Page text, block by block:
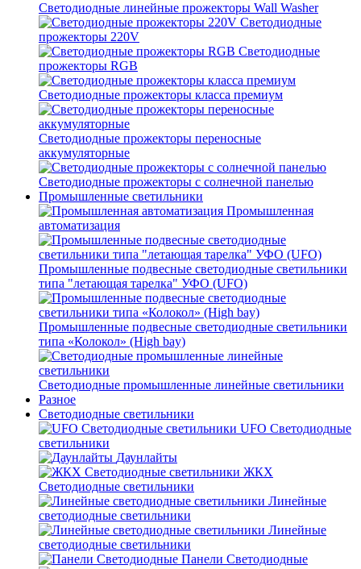
Светодиодные линейные прожекторы Wall Washer
Светодиодные
прожекторы 220V
Светодиодные
прожекторы RGB
Светодиодные прожекторы класса премиум
Светодиодные прожекторы переносные
аккумуляторные
Светодиодные прожекторы с солнечной панелью
Промышленные светильники
Промышленная
автоматизация
Промышленные подвесные cветодиодные светильники
типа "летающая тарелка" УФО (UFO)
Промышленные подвесные cветодиодные светильники
типа «Колокол» (High bay)
Светодиодные промышленные линейные светильники
Разное
Светодиодные светильники
UFO Светодиодные
светильники
Даунлайты
ЖКХ
Светодиодные светильники
Линейные
светодиодные светильники
Линейные
светодиодные светильники
Панели Светодиодные